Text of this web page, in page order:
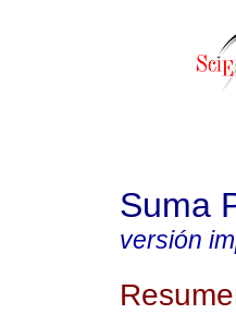
Suma
versión